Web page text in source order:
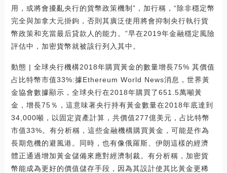
用，或將會擾亂央行的貨幣政策機制”，加行稱，“除非穩定幣
完全與加拿大元掛鉤，否則其廣泛使用將會抑制央行執行貨
幣政策和充當最后貸款人的能力。”早在2019年金融穩定風險
評估中，加密貨幣就被該行列入其中。
動態 | 全球央行機構2018年購買黃金的數量增長75% 其價值
占比特幣市值33%:據Ethereum World News消息，世界黃
金協會數據顯示，全球央行在2018年購買了651.5萬噸黃
金，增長75％，這意味著央行持有黃金數量在2018年底達到
34,000噸，以固定資產計算，共價值277億美元，占比特幣
市值33%。有分析稱，這些金融機構購買黃金，可能是作為
長期危機的避風港。同時，也有像俄羅斯、伊朗這樣的經濟
體正通過增加黃金儲備來應對經濟制裁。有分析稱，加密貨
幣能成為更好的價值儲存手段，因為其設計使其比黃金更稀